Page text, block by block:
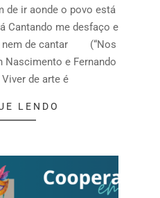
de ir aonde o povo está
Cantando me desfaço e
nem de cantar (“Nos
Nascimento e Fernando
de arte é
LENDO